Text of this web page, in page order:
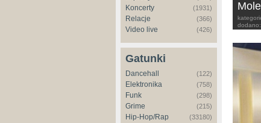
Koncerty (1931)
Relacje (366)
Video live (426)
Gatunki
Dancehall (122)
Elektronika (758)
Funk (298)
Grime (215)
Hip-Hop/Rap (33180)
dodano: